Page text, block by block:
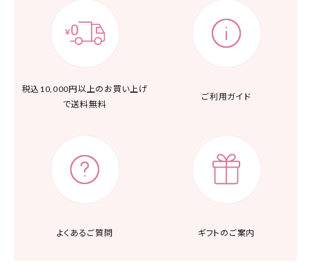
税込10,000円以上の お買い上げ
で送料無料
ご利用ガイド
よくあるご質問 ギフトのご案内